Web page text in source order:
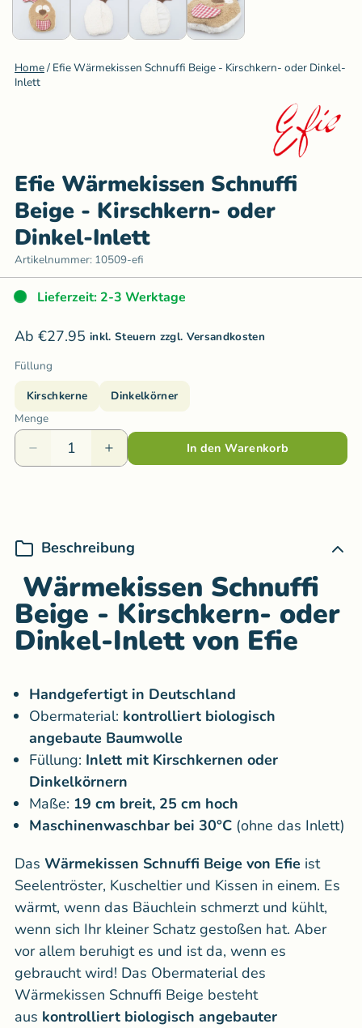
Home/ Efie Wärmekissen Schnuffi Beige - Kirschkern- oder Dinkel-
Inlett
Efie Wärmekissen Schnuffi
Beige - Kirschkern- oder
Dinkel-Inlett
Artikelnummer: 10509-efi
Lieferzeit: 2-3 Werktage
Ab €27.95 inkl. Steuern zzgl. Versandkosten
Füllung
Kirschkerne
Dinkelkörner
Menge
In den Warenkorb
Beschreibung
Wärmekissen Schnuffi
Beige - Kirschkern- oder
Dinkel-Inlett von Efie
Handgefertigt in Deutschland
Obermaterial: kontrolliert biologisch
angebaute Baumwolle
Füllung: Inlett mit Kirschkernen oder
Dinkelkörnern
Maße: 19 cm breit, 25 cm hoch
Maschinenwaschbar bei 30°C (ohne das Inlett)
Das Wärmekissen Schnuffi Beige von Efie ist
Seelentröster, Kuscheltier und Kissen in einem. Es
wärmt, wenn das Bäuchlein schmerzt und kühlt,
wenn sich Ihr kleiner Schatz gestoßen hat. Aber
vor allem beruhigt es und ist da, wenn es
gebraucht wird! Das Obermaterial des
Wärmekissen Schnuffi Beige besteht
aus kontrolliert biologisch angebauter